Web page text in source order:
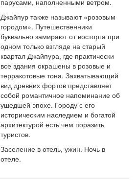
парусами, наполненными ветром.
Джайпур также называют «розовым
городом». Путешественники
буквально замирают от восторга при
одном только взгляде на старый
квартал Джайпура, где практически
все здания окрашены в розовые и
терракотовые тона. Захватывающий
вид древних фортов представляет
собой романтичное напоминание об
ушедшей эпохе. Городу с его
историческим наследием и богатой
архитектурой есть чем поразить
туристов.
Заселение в отель, ужин. Ночь в
отеле.